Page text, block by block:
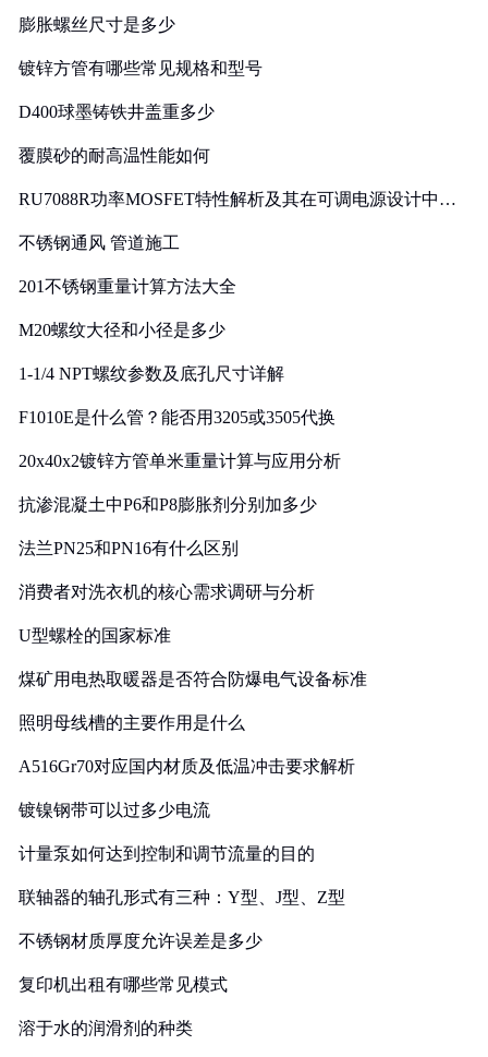
膨胀螺丝尺寸是多少
镀锌方管有哪些常见规格和型号
D400球墨铸铁井盖重多少
覆膜砂的耐高温性能如何
RU7088R功率MOSFET特性解析及其在可调电源设计中的
不锈钢通风 管道施工
201不锈钢重量计算方法大全
M20螺纹大径和小径是多少
1-1/4 NPT螺纹参数及底孔尺寸详解
F1010E是什么管？能否用3205或3505代换
20x40x2镀锌方管单米重量计算与应用分析
抗渗混凝土中P6和P8膨胀剂分别加多少
法兰PN25和PN16有什么区别
消费者对洗衣机的核心需求调研与分析
U型螺栓的国家标准
煤矿用电热取暖器是否符合防爆电气设备标准
照明母线槽的主要作用是什么
A516Gr70对应国内材质及低温冲击要求解析
镀镍钢带可以过多少电流
计量泵如何达到控制和调节流量的目的
联轴器的轴孔形式有三种：Y型、J型、Z型
不锈钢材质厚度允许误差是多少
复印机出租有哪些常见模式
溶于水的润滑剂的种类